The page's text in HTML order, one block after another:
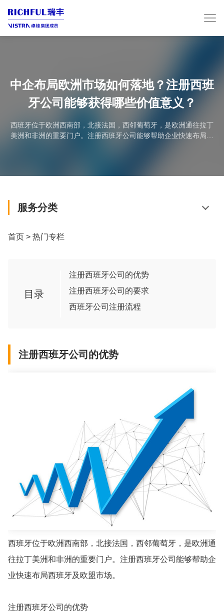
中企布局欧洲市场如何落地？注册西班
牙公司能够获得哪些价值意义？
西班牙位于欧洲西南部，北接法国，西邻葡萄牙，是欧洲通往拉丁
美洲和非洲的重要门户。注册西班牙公司能够帮助企业快速布局西
构。2.税收政策友好西班牙企业所得税标准税率为25%。对于符合
服务分类
首页 > 热门专栏
目录
注册西班牙公司的优势
注册西班牙公司的要求
西班牙公司注册流程
注册西班牙公司的优势
西班牙位于欧洲西南部，北接法国，西邻葡萄牙，是欧洲通
往拉丁美洲和非洲的重要门户。注册西班牙公司能够帮助企
业快速布局西班牙及欧盟市场。
注册西班牙公司的优势